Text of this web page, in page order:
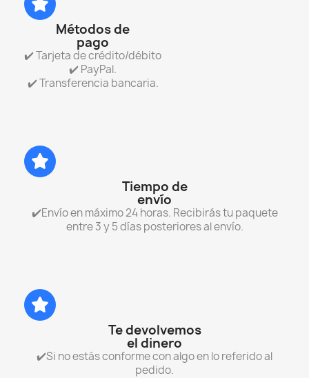
Métodos de
pago
✔️ Tarjeta de crédito/débito
✔️ PayPal.
✔️ Transferencia bancaria.
Tiempo de
envío
✔️Envío en máximo 24 horas. Recibirás tu paquete
entre 3 y 5 días posteriores al envío.
Te devolvemos
el dinero
✔️Si no estás conforme con algo en lo referido al
pedido.